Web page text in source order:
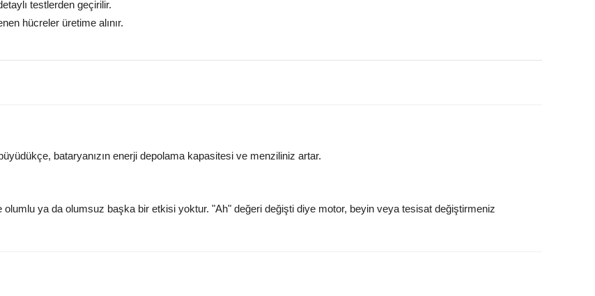
testlerden geçirilir.
hücreler üretime alınır.
bataryanızın enerji depolama kapasitesi ve menziliniz artar.
olumlu ya da olumsuz başka bir etkisi yoktur. "Ah" değeri değişti diye motor, beyin veya tesisat değiştirmeniz